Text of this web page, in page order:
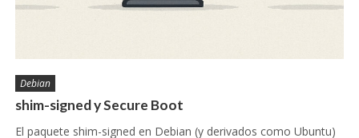
Debian
shim-signed y Secure Boot
El paquete shim-signed en Debian (y derivados como Ubuntu)